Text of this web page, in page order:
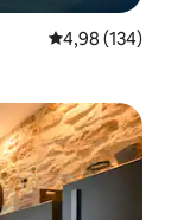
4,98 de uma
4,98 (134)